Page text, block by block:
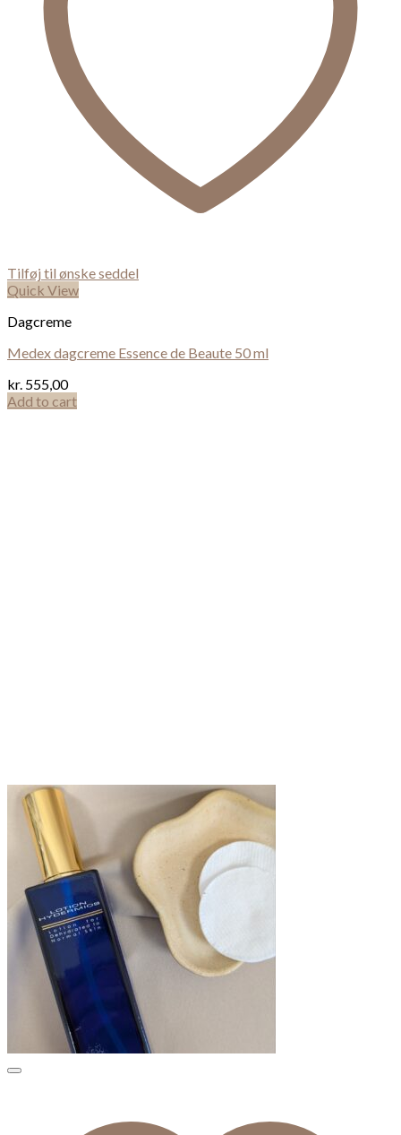
Tilføj til ønske seddel
Quick View
Dagcreme
Medex dagcreme Essence de Beaute 50 ml
kr. 555,00
Add to cart